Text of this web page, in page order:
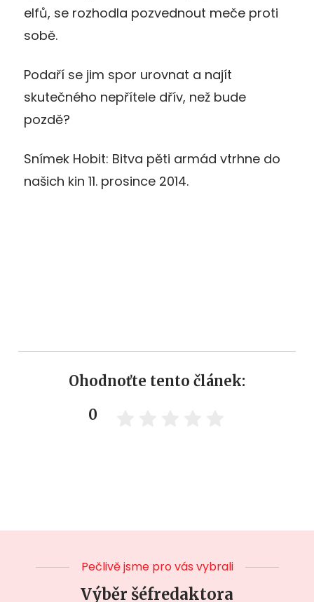
elfů, se rozhodla pozvednout meče proti
sobě.
Podaří se jim spor urovnat a najít
skutečného nepřítele dřív, než bude
pozdě?
Snímek Hobit: Bitva pěti armád vtrhne do
našich kin 11. prosince 2014.
Ohodnoťte tento článek:
0
Pečlivě jsme pro vás vybrali
Výběr šéfredaktora